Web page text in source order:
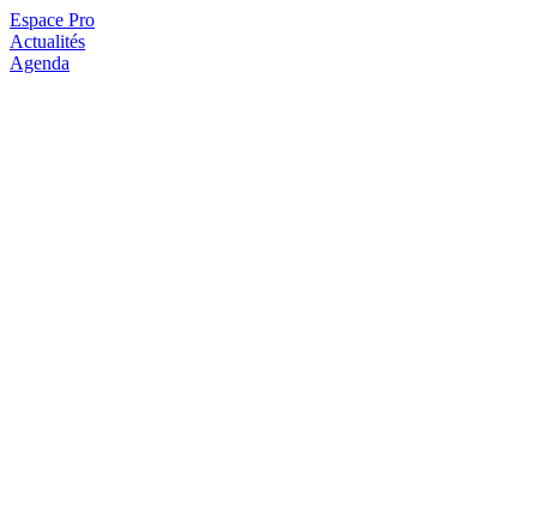
Espace Pro
Actualités
Agenda